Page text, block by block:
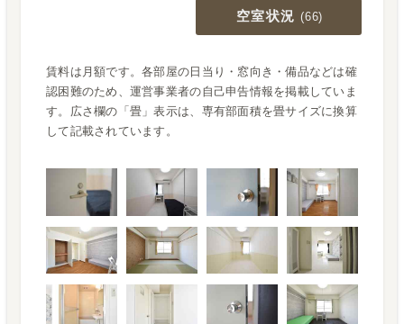
空室状況 (66)
賃料は月額です。各部屋の日当り・窓向き・備品などは確
認困難のため、運営事業者の自己申告情報を掲載していま
す。広さ欄の「畳」表示は、専有部面積を畳サイズに換算
して記載されています。